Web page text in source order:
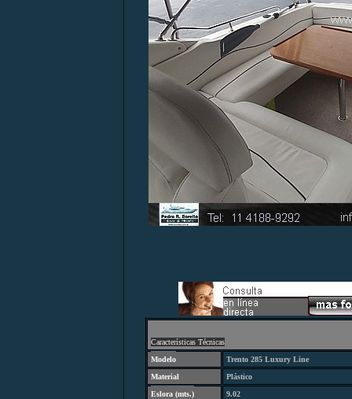
Características Técnicas
Modelo
Trento 285 Luxury Line
Material
Plástico
Eslora (mts.)
9.02